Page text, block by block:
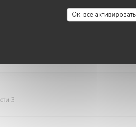
Ок, все активировать
2
Très bien. Personnel très agréable
3